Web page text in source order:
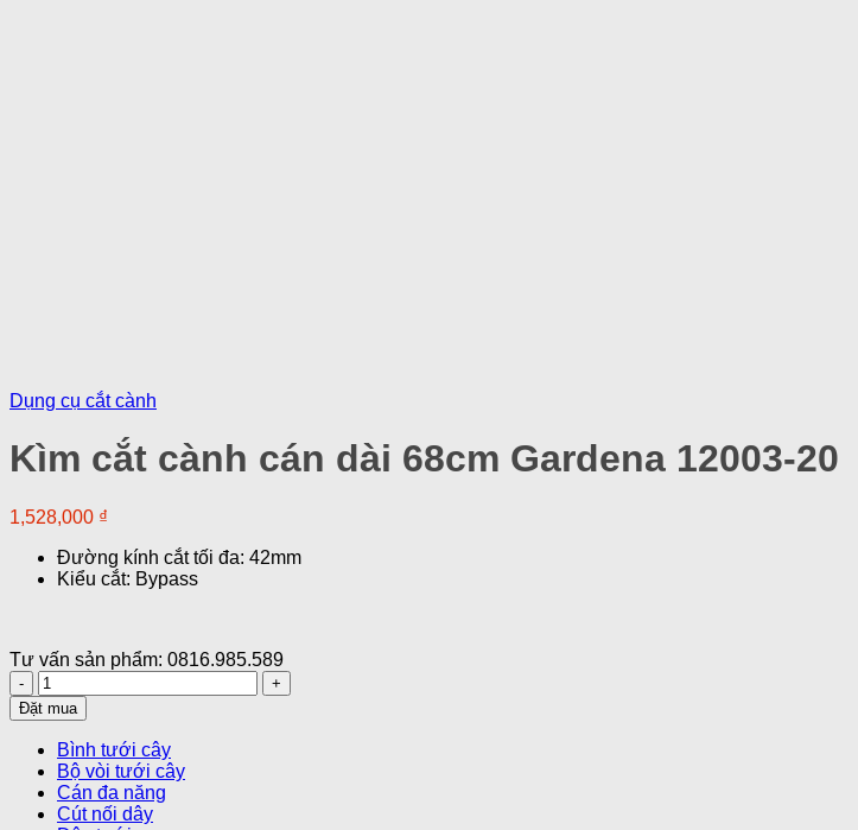
Dụng cụ cắt cành
Kìm cắt cành cán dài 68cm Gardena 12003-20
1,528,000 ₫
Đường kính cắt tối đa: 42mm
Kiểu cắt: Bypass
Tư vấn sản phẩm: 0816.985.589
Kìm
cắt
cành
cán
dài
68cm
Gardena
Đặt mua
Bình tưới cây
Bộ vòi tưới cây
Cán đa năng
Cút nối dây